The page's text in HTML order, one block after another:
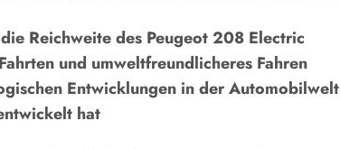
Reichweite des Peugeot 208 Electric
und umweltfreundlicheres Fahren
Entwicklungen in der Automobilwelt
hat